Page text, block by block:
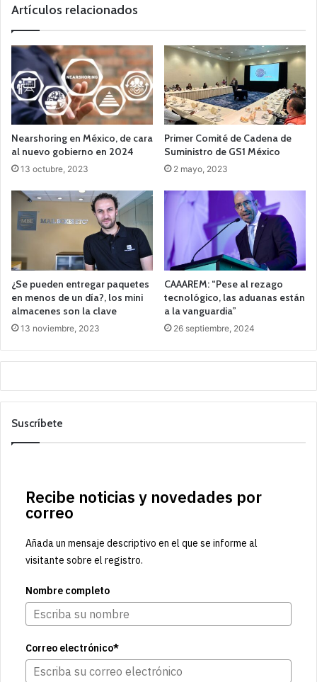
Artículos relacionados
Nearshoring en México, de cara
al nuevo gobierno en 2024
13 octubre, 2023
Primer Comité de Cadena de
Suministro de GS1 México
2 mayo, 2023
¿Se pueden entregar paquetes
en menos de un día?, los mini
almacenes son la clave
13 noviembre, 2023
CAAAREM: “Pese al rezago
tecnológico, las aduanas están
a la vanguardia”
26 septiembre, 2024
Suscríbete
Recibe noticias y novedades por
correo
Añada un mensaje descriptivo en el que se informe al
visitante sobre el registro.
Nombre completo
Correo electrónico*